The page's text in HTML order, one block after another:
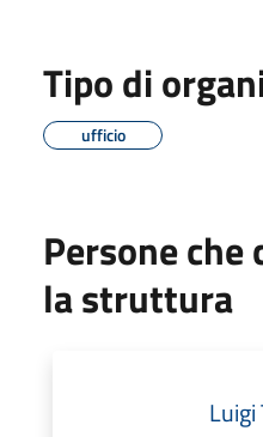
Tipo di
ufficio
Persone che
la struttura
Luigi